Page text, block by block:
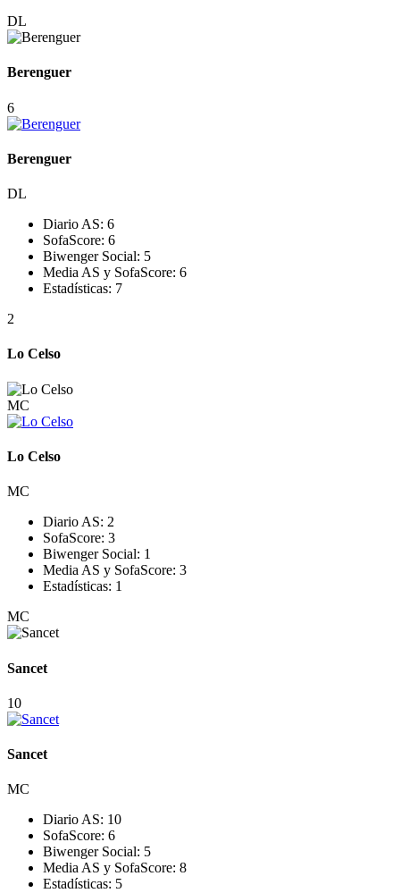
DL
Berenguer
6
Berenguer
DL
Diario AS: 6
SofaScore: 6
Biwenger Social: 5
Media AS y SofaScore: 6
Estadísticas: 7
2
Lo Celso
MC
Lo Celso
MC
Diario AS: 2
SofaScore: 3
Biwenger Social: 1
Media AS y SofaScore: 3
Estadísticas: 1
MC
Sancet
10
Sancet
MC
Diario AS: 10
SofaScore: 6
Biwenger Social: 5
Media AS y SofaScore: 8
Estadísticas: 5